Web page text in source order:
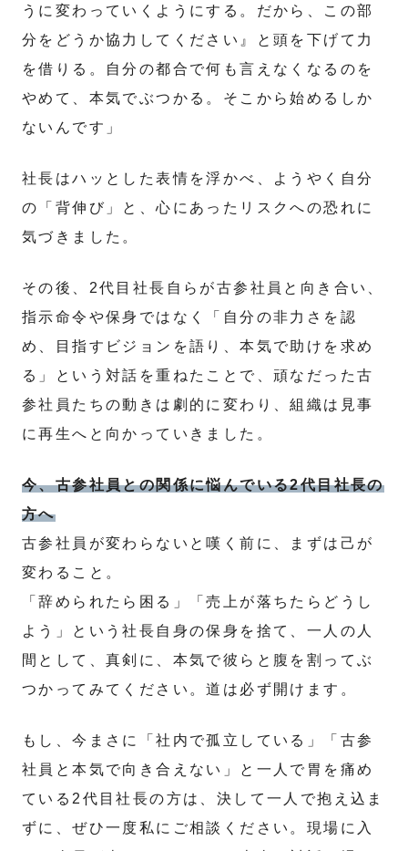
うに変わっていくようにする。だから、この部
分をどうか協力してください』と頭を下げて力
を借りる。自分の都合で何も言えなくなるのを
やめて、本気でぶつかる。そこから始めるしか
ないんです」
社長はハッとした表情を浮かべ、ようやく自分
の「背伸び」と、心にあったリスクへの恐れに
気づきました。
その後、2代目社長自らが古参社員と向き合い、
指示命令や保身ではなく「自分の非力さを認
め、目指すビジョンを語り、本気で助けを求め
る」という対話を重ねたことで、頑なだった古
参社員たちの動きは劇的に変わり、組織は見事
に再生へと向かっていきました。
今、古参社員との関係に悩んでいる2代目社長の
方へ
古参社員が変わらないと嘆く前に、まずは己が
変わること。
「辞められたら困る」「売上が落ちたらどうし
よう」という社長自身の保身を捨て、一人の人
間として、真剣に、本気で彼らと腹を割ってぶ
つかってみてください。道は必ず開けます。
もし、今まさに「社内で孤立している」「古参
社員と本気で向き合えない」と一人で胃を痛め
ている2代目社長の方は、決して一人で抱え込ま
ずに、ぜひ一度私にご相談ください。現場に入